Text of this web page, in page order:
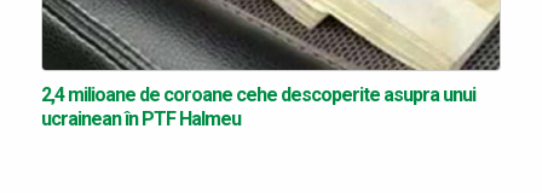
2,4 milioane de coroane cehe descoperite asupra unui
ucrainean în PTF Halmeu